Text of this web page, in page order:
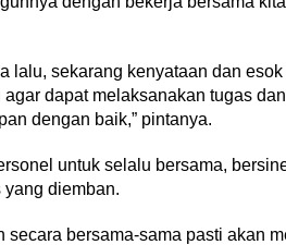
lalu, sekarang kenyataan dan
dapat melaksanakan tugas
dengan baik,” pintanya.
untuk selalu bersama,
diemban.
bersama-sama pasti akan